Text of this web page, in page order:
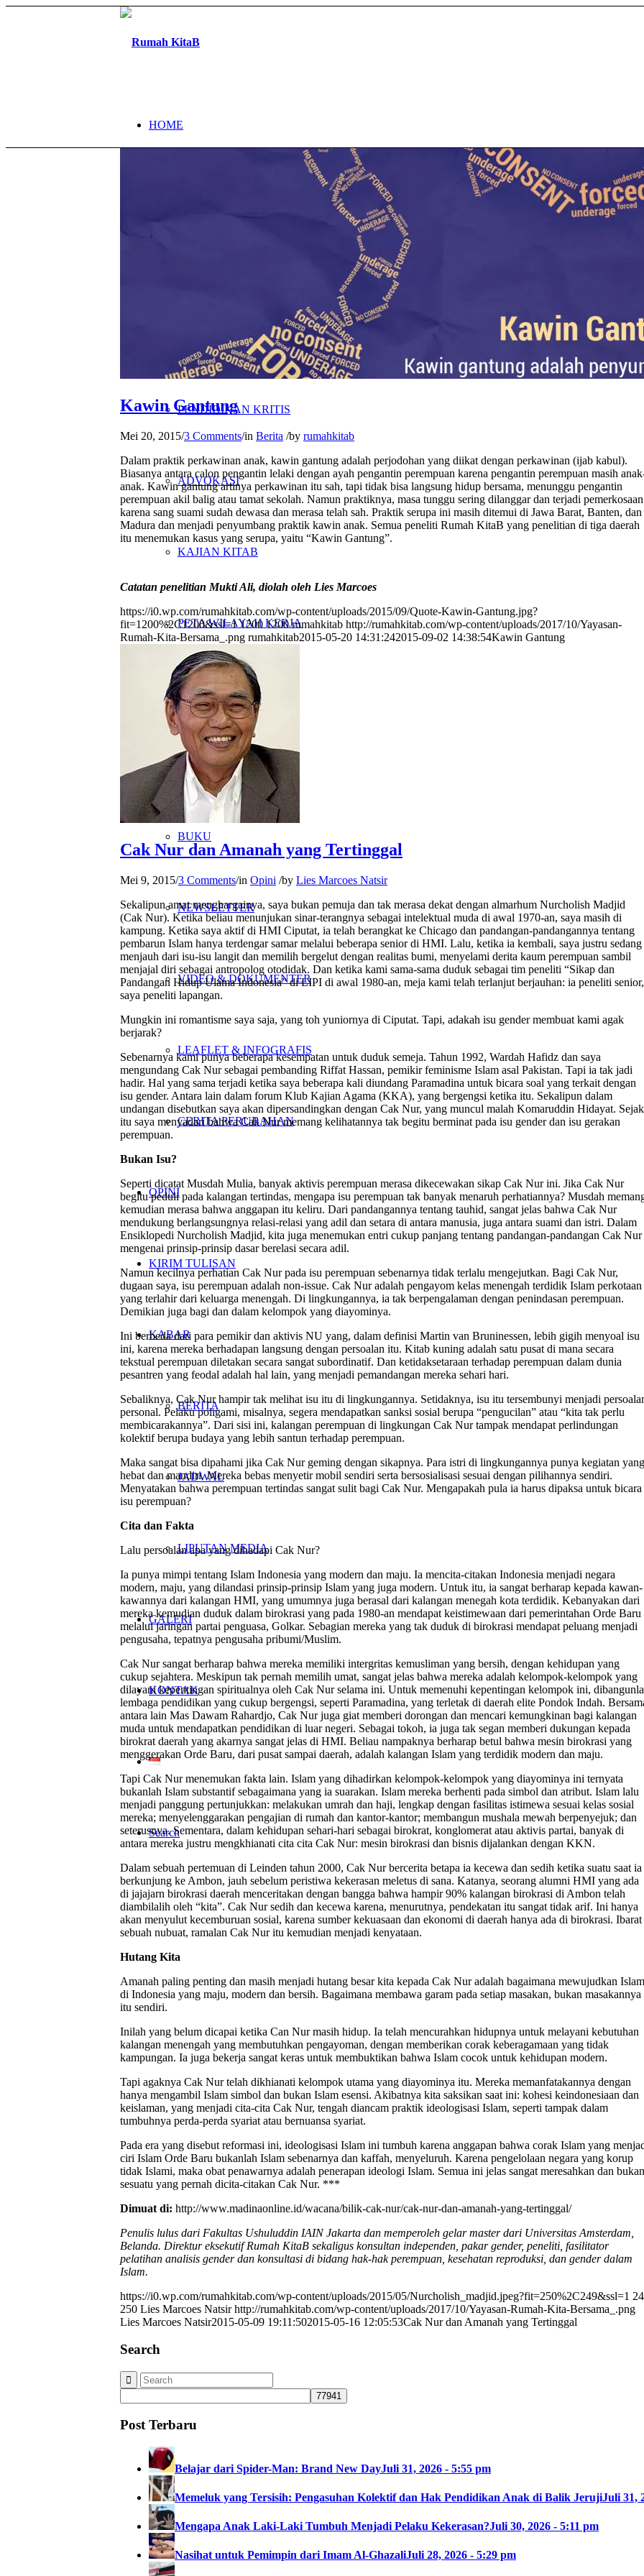
HOME
PENELITIAN
PENDIDIKAN KRITIS
ADVOKASI
KAJIAN KITAB
PETA WILAYAH KERJA
JARINGAN
KARYA
BUKU
NEWSLETTER
VIDEO & DOKUMENTER
LEAFLET & INFOGRAFIS
CERITA PERUBAHAN
OPINI
KIRIM TULISAN
KABAR
BERITA
JADWAL
LIPUTAN MEDIA
GALERI
KONTAK
Search
Kawin Gantung
Mei 20, 2015/3 Comments/in Berita /by rumahkitab
Dalam praktik perkawinan anak, kawin gantung adalah perjodohan yang diikat dengan perkawinan (ijab kabul).
Biasanya antara calon pengantin lelaki dengan ayah pengantin perempuan karena pengantin perempuan masih
anak. Kawin gantung artinya perkawinan itu sah, tapi tidak bisa langsung hidup bersama, menunggu pengantin
perempuan akil balig atau tamat sekolah. Namun praktiknya, masa tunggu sering dilanggar dan terjadi pemerkosaan
karena sang suami sudah dewasa dan merasa telah sah. Praktik serupa ini masih ditemui di Jawa Barat, Banten, dan
Madura dan menjadi penyumbang praktik kawin anak. Semua peneliti Rumah KitaB yang penelitian di tiga daerah
itu menemukan kasus yang serupa, yaitu “Kawin Gantung”.
Catatan penelitian Mukti Ali, diolah oleh Lies Marcoes
https://i0.wp.com/rumahkitab.com/wp-content/uploads/2015/09/Quote-Kawin-Gantung.jpg?
fit=1200%2C1200&ssl=1 1200 1200 rumahkitab http://rumahkitab.com/wp-content/uploads/2017/10/Yayasan-
Rumah-Kita-Bersama_.png rumahkitab2015-05-20 14:31:242015-09-02 14:38:54Kawin Gantung
Cak Nur dan Amanah yang Tertinggal
Mei 9, 2015/3 Comments/in Opini /by Lies Marcoes Natsir
Sekalipun amat menghargainya, saya bukan pemuja dan tak merasa dekat dengan almarhum Nurcholish Madjid
(Cak Nur). Ketika beliau menunjukan sinar-terangnya sebagai intelektual muda di awal 1970-an, saya masih di
kampung. Ketika saya aktif di HMI Ciputat, ia telah berangkat ke Chicago dan pandangan-pandangannya tentang
pembarun Islam hanya terdengar samar melalui beberapa senior di HMI. Lalu, ketika ia kembali, saya justru sedang
menjauh dari isu-isu langit dan memilih bergelut dengan realitas bumi, menyelami derita kaum perempuan sambil
menjajal diri sebagai antropolog otodidak. Dan ketika kami sama-sama duduk sebagai tim peneliti “Sikap dan
Pandangan Hidup Ulama Indonesia” di LIPI di awal 1980-an, meja kami telah terlanjut berjauhan: ia peneliti senior,
saya peneliti lapangan.
Mungkin ini romantisme saya saja, yang toh yuniornya di Ciputat. Tapi, adakah isu gender membuat kami agak
berjarak?
Sebenarnya kami punya beberapa kesempatan untuk duduk semeja. Tahun 1992, Wardah Hafidz dan saya
mengundang Cak Nur sebagai pembanding Riffat Hassan, pemikir feminisme Islam asal Pakistan. Tapi ia tak jadi
hadir. Hal yang sama terjadi ketika saya beberapa kali diundang Paramadina untuk bicara soal yang terkait dengan
isu gender. Antara lain dalam forum Klub Kajian Agama (KKA), yang bergengsi ketika itu. Sekalipun dalam
undangan disebutkan saya akan dipersandingkan dengan Cak Nur, yang muncul malah Komaruddin Hidayat. Sejak
itu saya menyadari bahwa Cak Nur memang kelihatannya tak begitu berminat pada isu gender dan isu gerakan
perempuan.
Bukan Isu?
Seperti dicatat Musdah Mulia, banyak aktivis perempuan merasa dikecewakan sikap Cak Nur ini. Jika Cak Nur
begitu peduli pada kalangan tertindas, mengapa isu perempuan tak banyak menaruh perhatiannya? Musdah
kemudian merasa bahwa anggapan itu keliru. Dari pandangannya tentang tauhid, sangat jelas bahwa Cak Nur
mendukung berlangsungnya relasi-relasi yang adil dan setara di antara manusia, juga antara suami dan istri. Dalam
Ensiklopedi Nurcholish Madjid, kita juga menemukan entri cukup panjang tentang pandangan-pandangan Cak Nur
mengenai prinsip-prinsip dasar berelasi secara adil.
Namun kecilnya perhatian Cak Nur pada isu perempuan sebenarnya tidak terlalu mengejutkan. Bagi Cak Nur,
dugaan saya, isu perempuan adalah non-issue. Cak Nur adalah pengayom kelas menengah terdidik Islam perkotaan
yang terlahir dari keluarga menengah. Di lingkungannya, ia tak berpengalaman dengan penindasan perempuan.
Demikian juga bagi dan dalam kelompok yang diayominya.
Ini berbeda dari para pemikir dan aktivis NU yang, dalam definisi Martin van Bruninessen, lebih gigih menyoal isu
ini, karena mereka berhadapan langsung dengan persoalan itu. Kitab kuning adalah satu pusat di mana secara
tekstual perempuan diletakan secara sangat subordinatif. Dan ketidaksetaraan terhadap perempuan dalam dunia
pesantren yang feodal adalah hal lain, yang menjadi pemandangan mereka sehari hari.
Sebaliknya, Cak Nur hampir tak melihat isu itu di lingkungannya. Setidaknya, isu itu tersembunyi menjadi
personal. Pelaku poligami, misalnya, segera mendapatkan sanksi sosial berupa “pengucilan” atau “kita tak perlu
membicarakannya”. Dari sisi ini, kalangan perempuan di lingkungan Cak Nur tampak mendapat perlindungan
kolektif berupa budaya yang lebih santun terhadap perempuan.
Maka sangat bisa dipahami jika Cak Nur geming dengan sikapnya. Para istri di lingkungannya punya kegiatan yang
hebat dan mandiri. Mereka bebas menyetir mobil sendiri serta bersosialisasi sesuai dengan pilihannya sendiri.
Menyatakan bahwa perempuan tertindas sangat sulit bagi Cak Nur. Mengapakah pula ia harus dipaksa untuk bicara
isu perempuan?
Cita dan Fakta
Lalu persoalan apa yang dihadapi Cak Nur?
Ia punya mimpi tentang Islam Indonesia yang modern dan maju. Ia mencita-citakan Indonesia menjadi negara
modern, maju, yang dilandasi prinsip-prinsip Islam yang juga modern. Untuk itu, ia sangat berharap kepada kawan-
kawannya dari kalangan HMI, yang umumnya juga berasal dari kalangan menegah kota terdidik. Kebanyakan dari
mereka kemudian duduk dalam birokrasi yang pada 1980-an mendapat keistimewaan dari pemerintahan Orde Baru
melalui jaringan partai penguasa, Golkar. Sebagian mereka yang tak duduk di birokrasi mendapat peluang menjadi
pengusaha, tepatnya pengusaha pribumi/Muslim.
Cak Nur sangat berharap bahwa mereka memiliki intergritas kemusliman yang bersih, dengan kehidupan yang
cukup sejahtera. Meskipun tak pernah memilih umat, sangat jelas bahwa mereka adalah kelompok-kelompok yang
dilayani kepentingan spiritualnya oleh Cak Nur selama ini. Untuk memenuhi kepentingan kelompok ini,
lembaga pendidikan yang cukup bergengsi, seperti Paramadina, yang terletak di daerah elite Pondok Indah.
antara lain Mas Dawam Rahardjo, Cak Nur juga giat memberi dorongan dan mencari kemungkinan bagi kalangan
muda untuk mendapatkan pendidikan di luar negeri. Sebagai tokoh, ia juga tak segan memberi dukungan kepada
birokrat daerah yang akarnya sangat jelas di HMI. Beliau nampaknya berharap betul bahwa mesin birokrasi yang
menggerakan Orde Baru, dari pusat sampai daerah, adalah kalangan Islam yang terdidik modern dan maju.
Tapi Cak Nur menemukan fakta lain. Islam yang dihadirkan kelompok-kelompok yang diayominya ini ternyata
bukanlah Islam substantif sebagaimana yang ia suarakan. Islam mereka berhenti pada simbol dan atribut. Islam lalu
menjadi panggung pertunjukkan: melakukan umrah dan haji, lengkap dengan fasilitas istimewa sesuai kelas sosial
mereka; menyelenggarakan pengajian di rumah dan kantor-kantor; membangun mushala mewah berpenyejuk; dan
seterusnya. Sementara, dalam kehidupan sehari-hari sebagai birokrat, konglomerat atau aktivis partai, banyak di
antara mereka justru mengkhianati cita cita Cak Nur: mesin birokrasi dan bisnis dijalankan dengan KKN.
Dalam sebuah pertemuan di Leinden tahun 2000, Cak Nur bercerita betapa ia kecewa dan sedih ketika suatu saat ia
berkunjung ke Ambon, jauh sebelum peristiwa kekerasan meletus di sana. Katanya, seorang alumni HMI yang ada
di jajajarn birokrasi daerah menceritakan dengan bangga bahwa hampir 90% kalangan birokrasi di Ambon telah
diambilalih oleh “kita”. Cak Nur sedih dan kecewa karena, menurutnya, pendekatan itu sangat tidak arif. Ini hanya
akan menyulut kecemburuan sosial, karena sumber kekuasaan dan ekonomi di daerah hanya ada di birokrasi. Ibarat
sebuah nubuat, ramalan Cak Nur itu kemudian menjadi kenyataan.
Hutang Kita
Amanah paling penting dan masih menjadi hutang besar kita kepada Cak Nur adalah bagaimana mewujudkan Islam
di Indonesia yang maju, modern dan bersih. Bagaimana membawa garam pada setiap masakan, bukan masakannya
itu sendiri.
Inilah yang belum dicapai ketika Can Nur masih hidup. Ia telah mencurahkan hidupnya untuk melayani kebutuhan
kalangan menengah yang membutuhkan pengayoman, dengan memberikan corak keberagamaan yang tidak
kampungan. Ia juga bekerja sangat keras untuk membuktikan bahwa Islam cocok untuk kehidupan modern.
Tapi agaknya Cak Nur telah dikhianati kelompok utama yang diayominya itu. Mereka memanfatakannya dengan
hanya mengambil Islam simbol dan bukan Islam esensi. Akibatnya kita saksikan saat ini: kohesi keindonesiaan dan
keislaman, yang menjadi cita-cita Cak Nur, tengah diancam praktik ideologisasi Islam, seperti tampak dalam
tumbuhnya perda-perda syariat atau bernuansa syariat.
Pada era yang disebut reformasi ini, ideologisasi Islam ini tumbuh karena anggapan bahwa corak Islam yang
ciri Islam Orde Baru bukanlah Islam sebenarnya dan kaffah, menyeluruh. Karena pengelolaan negara yang korup
tidak Islami, maka obat penawarnya adalah penerapan ideologi Islam. Semua ini jelas sangat meresahkan dan bukan
sesuatu yang pernah dicita-citakan Cak Nur. ***
Dimuat di: http://www.madinaonline.id/wacana/bilik-cak-nur/cak-nur-dan-amanah-yang-tertinggal/
Penulis lulus dari Fakultas Ushuluddin IAIN Jakarta dan memperoleh gelar master dari Universitas Amsterdam,
Belanda. Direktur eksekutif Rumah KitaB sekaligus konsultan independen, pakar gender, peneliti, fasilitator
pelatihan analisis gender dan konsultasi di bidang hak-hak perempuan, kesehatan reproduksi, dan gender dalam
Islam.
https://i0.wp.com/rumahkitab.com/wp-content/uploads/2015/05/Nurcholish_madjid.jpeg?fit=250%2C249&ssl=1
250 Lies Marcoes Natsir http://rumahkitab.com/wp-content/uploads/2017/10/Yayasan-Rumah-Kita-Bersama_.png
Lies Marcoes Natsir2015-05-09 19:11:502015-05-16 12:05:53Cak Nur dan Amanah yang Tertinggal
Search
Post Terbaru
Belajar dari Spider-Man: Brand New DayJuli 31, 2026 - 5:55 pm
Memeluk yang Tersisih: Pengasuhan Kolektif dan Hak Pendidikan Anak di Balik JerujiJuli 31,
Mengapa Anak Laki-Laki Tumbuh Menjadi Pelaku Kekerasan?Juli 30, 2026 - 5:11 pm
Nasihat untuk Pemimpin dari Imam Al-GhazaliJuli 28, 2026 - 5:29 pm